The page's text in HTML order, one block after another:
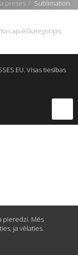
preses Sublimation
apakškategorijas,
Visas tiesības
pieredzi. Mēs
ja vēlaties.